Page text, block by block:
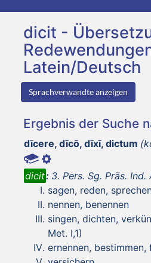
dicit -
Latein/Deutsch
Sprachverwandte anzeigen
Ergebnis der Suche
dīcere, dīcō, dīxī, dictum
dicit: 3. Pers. Sg. Präs. Ind.
sagen, reden,
nennen, benennen
singen, dichten,
Met. I,1)
ernennen, bestimmen,